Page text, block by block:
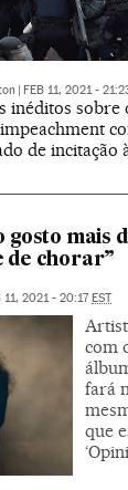
FEB 11, 2021 -
inéditos
de incitação
gosto mais
de chorar”
11, 2021 - 20:17 EST
com
fará
que